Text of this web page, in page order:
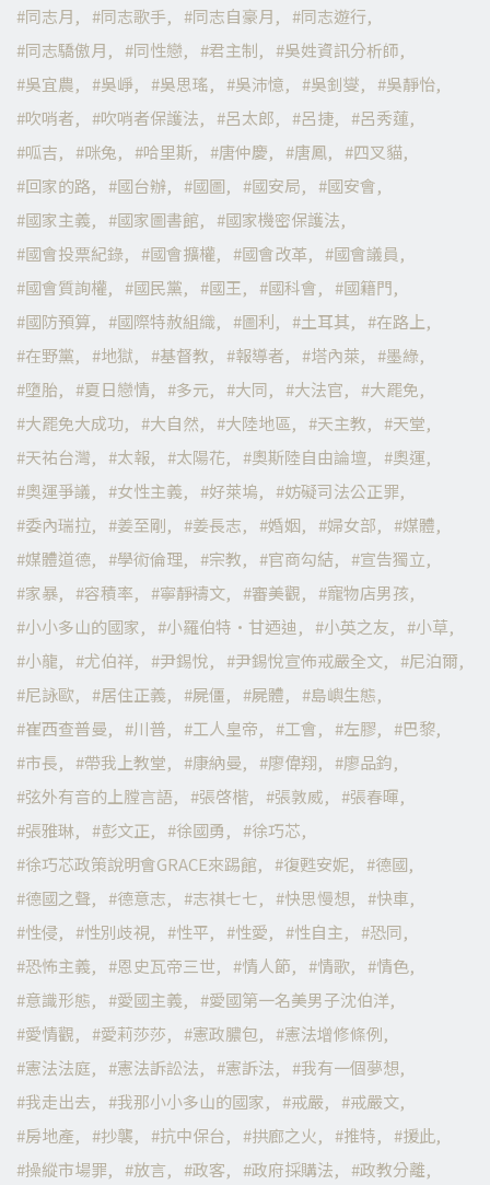
同志月 同志歌手 同志自豪月
同志遊行
同志驕傲月
同性戀 君主制
吳姓資訊分析師
吳宜農
吳崢 吳思瑤 吳沛憶 吳釗燮
吳靜怡
吹哨者
吹哨者保護法 呂太郎 呂捷
呂秀蓮
呱吉
咪兔 哈里斯 唐仲慶 唐鳳
四叉貓
回家的路
國台辦 國圖 國安局
國安會
國家主義
國家圖書館
國家機密保護法
國會投票紀錄
國會擴權 國會改革
國會議員
國會質詢權
國民黨 國王 國科會
國籍門
國防預算
國際特赦組織 圖利 土耳其
在路上
在野黨
地獄 基督教 報導者 塔內萊
墨綠
墮胎
夏日戀情 多元 大同 大法官
大罷免
大罷免大成功
大自然 大陸地區 天主教
天堂
天祐台灣
太報 太陽花 奧斯陸自由論壇
奧運
奧運爭議
女性主義 好萊塢
妨礙司法公正罪
委內瑞拉
姜至剛 姜長志 婚姻 婦女部
媒體
媒體道德
學術倫理 宗教 官商勾結
宣告獨立
家暴
容積率 寧靜禱文 審美觀
寵物店男孩
小小多山的國家
小羅伯特·甘迺迪 小英之友
小草
小龍
尤伯祥 尹錫悅 尹錫悅宣佈戒嚴全文
尼泊爾
尼詠歐
居住正義 屍僵 屍體
島嶼生態
崔西查普曼
川普 工人皇帝 工會 左膠
巴黎
市長
帶我上教堂 康納曼 廖偉翔
廖品鈞
弦外有音的上膛言語
張啓楷 張敦威
張春暉
張雅琳
彭文正 徐國勇
徐巧芯
徐巧芯政策說明會GRACE來踢館
復甦安妮
德國
德國之聲
德意志 志祺七七 快思慢想
快車
性侵
性別歧視 性平 性愛 性自主
恐同
恐怖主義
恩史瓦帝三世 情人節 情歌
情色
意識形態
愛國主義
愛國第一名美男子沈伯洋
愛情觀
愛莉莎莎 憲政膿包
憲法增修條例
憲法法庭
憲法訴訟法 憲訴法
我有一個夢想
我走出去
我那小小多山的國家 戒嚴
戒嚴文
房地產
抄襲 抗中保台 拱廊之火 推特
援此
操縱市場罪
放言 政客 政府採購法
政教分離